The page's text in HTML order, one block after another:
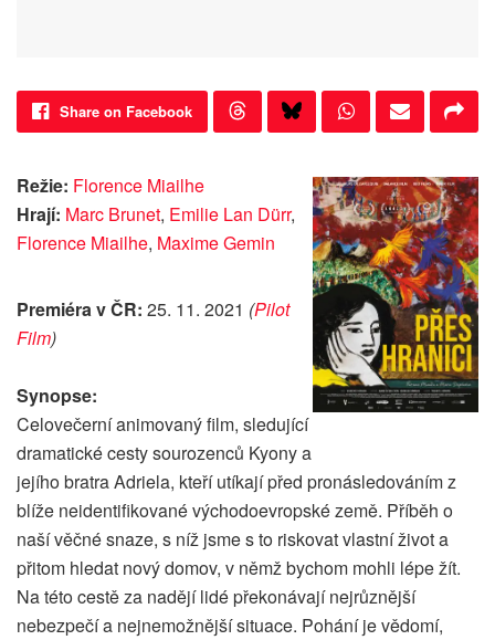
Share on Facebook
Režie: Florence Miailhe
Hrají: Marc Brunet, Emilie Lan Dürr,
Florence Miailhe, Maxime Gemin
Premiéra v ČR: 25. 11. 2021 (Pilot
Film)
Synopse:
Celovečerní animovaný film, sledující
dramatické cesty sourozenců Kyony a
jejího bratra Adriela, kteří utíkají před pronásledováním z
blíže neidentifikované východoevropské země. Příběh o
naší věčné snaze, s níž jsme s to riskovat vlastní život a
přitom hledat nový domov, v němž bychom mohli lépe žít.
Na této cestě za nadějí lidé překonávají nejrůznější
nebezpečí a nejnemožnější situace. Pohání je vědomí,